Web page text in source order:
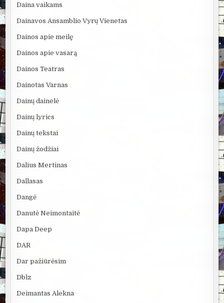
Daina vaikams
Dainavos Ansamblio Vyrų Vienetas
Dainos apie meilę
Dainos apie vasarą
Dainos Teatras
Dainotas Varnas
Dainų dainelė
Dainų lyrics
Dainų tekstai
Dainų žodžiai
Dalius Mertinas
Dallasas
Dangė
Danutė Neimontaitė
Dapa Deep
DAR
Dar pažiūrėsim
Dblz
Deimantas Alekna